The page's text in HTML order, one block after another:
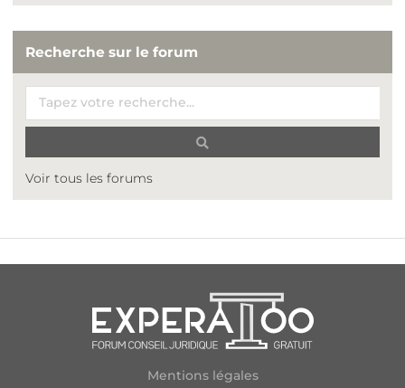
Recherche sur le forum
Voir tous les forums
Mentions légales